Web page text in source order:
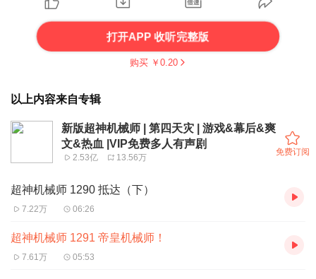
打开APP 收听完整版
购买 ￥ 0.20
以上内容来自专辑
新版超神机械师 | 第四天灾 | 游戏&幕后&爽
文&热血 |VIP免费多人有声剧
2.53亿 13.56万
免费订阅
超神机械师 1290 抵达（下）
7.22万 06:26
超神机械师 1291 帝皇机械师！
7.61万 05:53